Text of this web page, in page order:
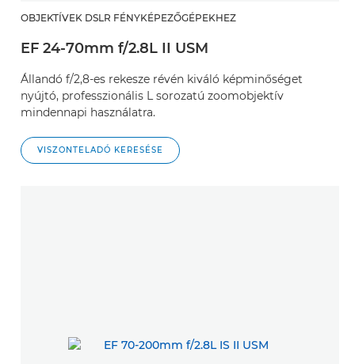
OBJEKTÍVEK DSLR FÉNYKÉPEZŐGÉPEKHEZ
EF 24-70mm f/2.8L II USM
Állandó f/2,8-es rekesze révén kiváló képminőséget
nyújtó, professzionális L sorozatú zoomobjektív
mindennapi használatra.
VISZONTELADÓ KERESÉSE